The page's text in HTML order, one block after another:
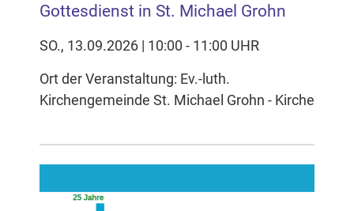
Gottesdienst in St. Michael Grohn
SO., 13.09.2026 | 10:00 - 11:00 UHR
Ort der Veranstaltung: Ev.-luth.
Kirchengemeinde St. Michael Grohn - Kirche